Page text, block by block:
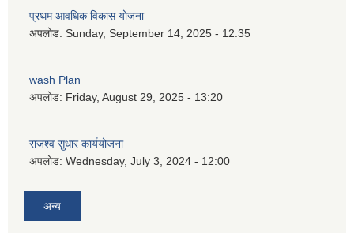
प्रथम आवधिक विकास योजना
अपलोड: Sunday, September 14, 2025 - 12:35
wash Plan
अपलोड: Friday, August 29, 2025 - 13:20
राजश्व सुधार कार्ययोजना
अपलोड: Wednesday, July 3, 2024 - 12:00
अन्य